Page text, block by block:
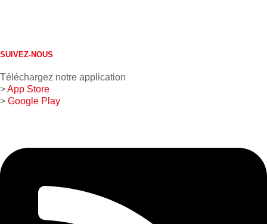
SUIVEZ-NOUS
Téléchargez notre application
>App Store
> Google Play